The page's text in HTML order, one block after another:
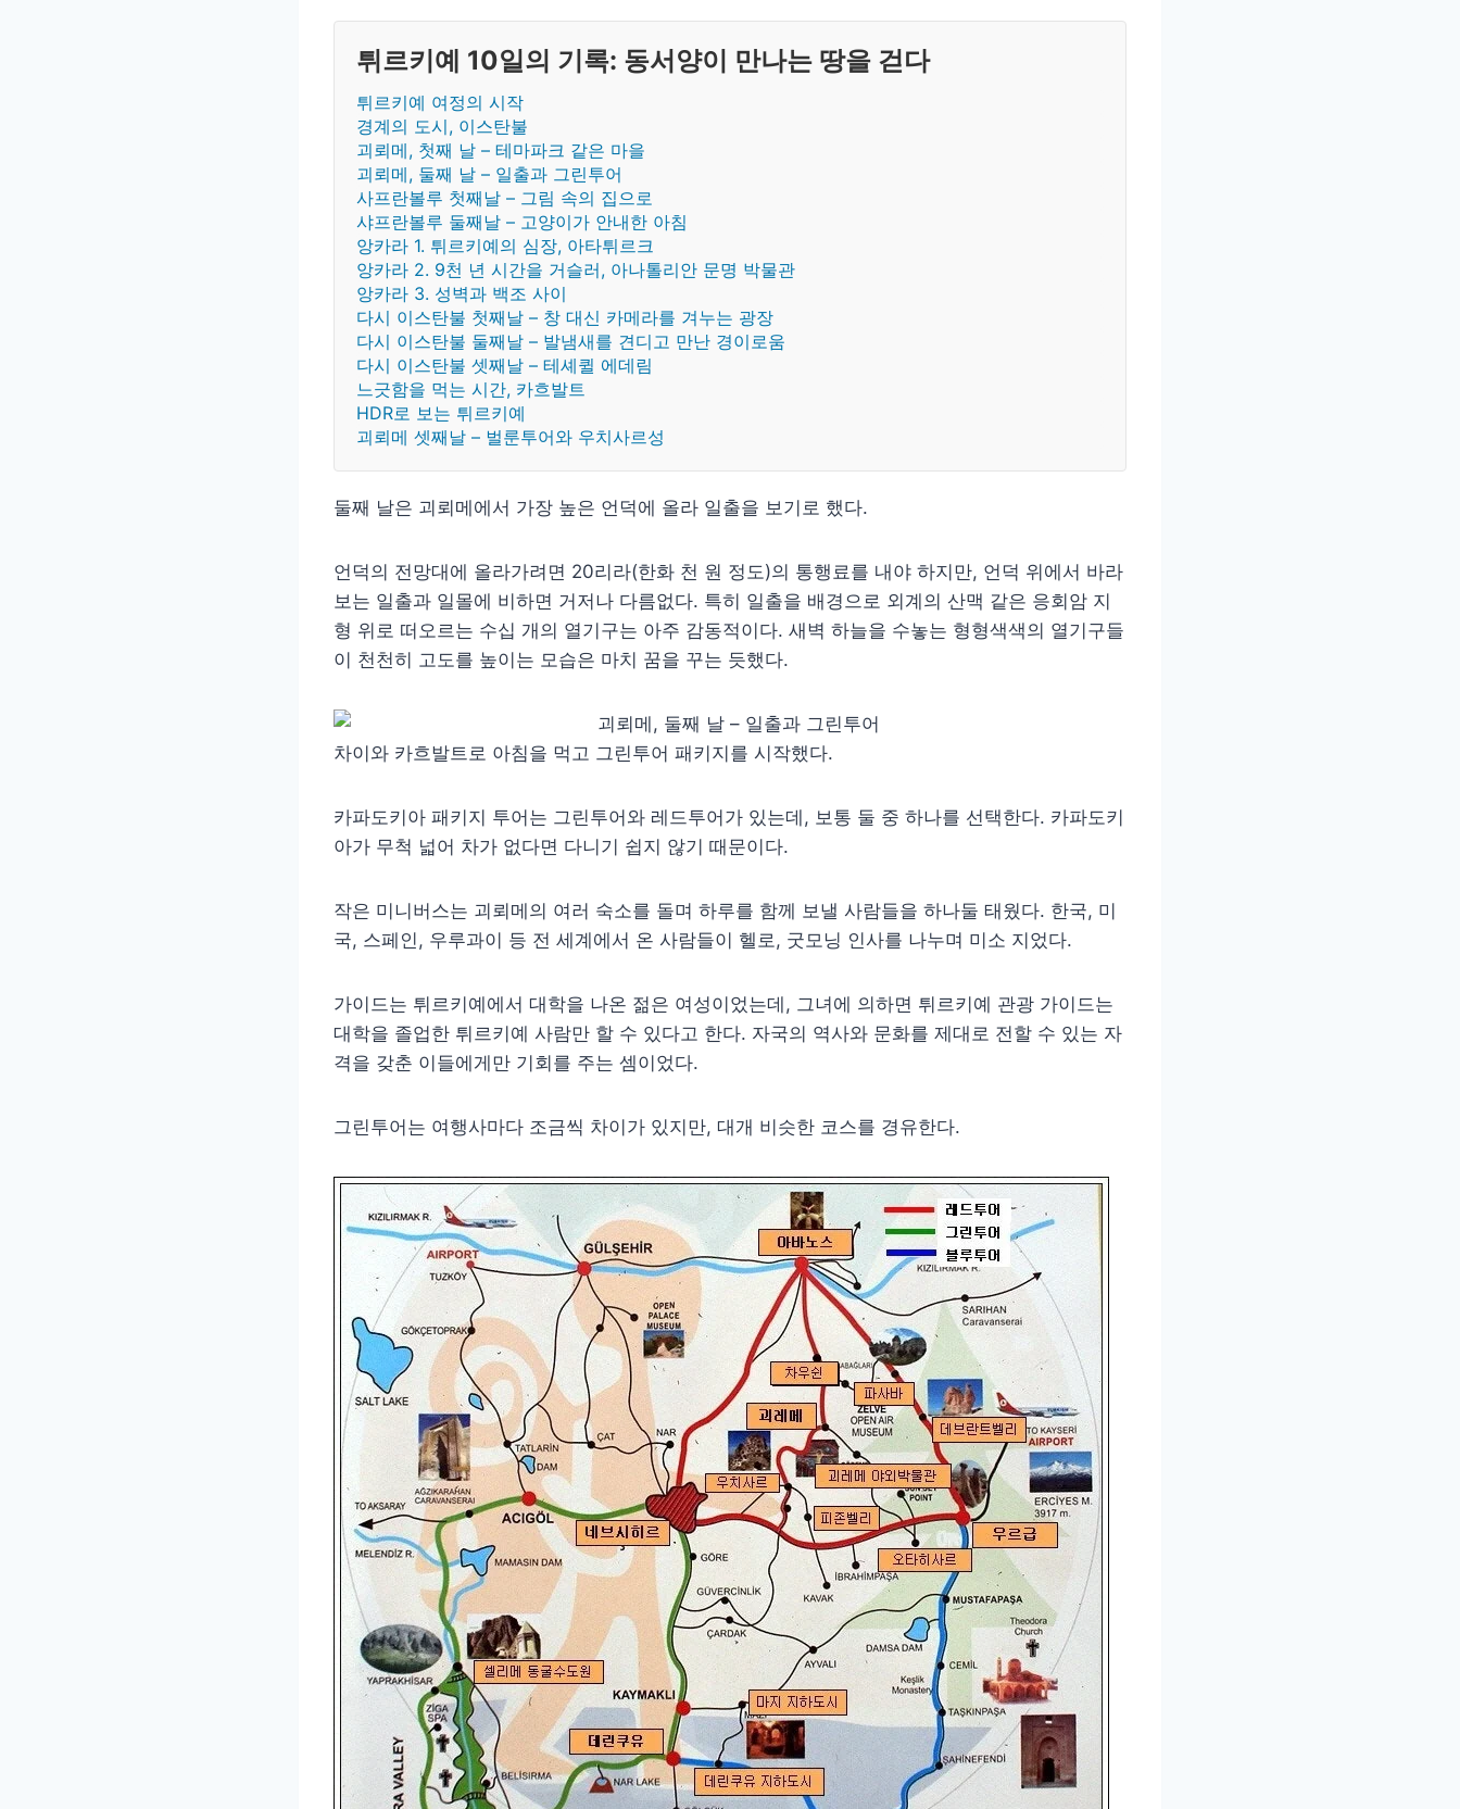
튀르키예 10일의 기록: 동서양이 만나는 땅을 걷다
튀르키예 여정의 시작
경계의 도시, 이스탄불
괴뢰메, 첫째 날 – 테마파크 같은 마을
괴뢰메, 둘째 날 – 일출과 그린투어
사프란볼루 첫째날 – 그림 속의 집으로
샤프란볼루 둘째날 – 고양이가 안내한 아침
앙카라 1. 튀르키예의 심장, 아타튀르크
앙카라 2. 9천 년 시간을 거슬러, 아나톨리안 문명 박물관
앙카라 3. 성벽과 백조 사이
다시 이스탄불 첫째날 – 창 대신 카메라를 겨누는 광장
다시 이스탄불 둘째날 – 발냄새를 견디고 만난 경이로움
다시 이스탄불 셋째날 – 테셰퀼 에데림
느긋함을 먹는 시간, 카흐발트
HDR로 보는 튀르키예
괴뢰메 셋째날 – 벌룬투어와 우치사르성
둘째 날은 괴뢰메에서 가장 높은 언덕에 올라 일출을 보기로 했다.
언덕의 전망대에 올라가려면 20리라(한화 천 원 정도)의 통행료를 내야 하지만, 언덕 위에서 바라
보는 일출과 일몰에 비하면 거저나 다름없다. 특히 일출을 배경으로 외계의 산맥 같은 응회암 지
형 위로 떠오르는 수십 개의 열기구는 아주 감동적이다. 새벽 하늘을 수놓는 형형색색의 열기구들
이 천천히 고도를 높이는 모습은 마치 꿈을 꾸는 듯했다.
차이와 카흐발트로 아침을 먹고 그린투어 패키지를 시작했다.
카파도키아 패키지 투어는 그린투어와 레드투어가 있는데, 보통 둘 중 하나를 선택한다. 카파도키
아가 무척 넓어 차가 없다면 다니기 쉽지 않기 때문이다.
작은 미니버스는 괴뢰메의 여러 숙소를 돌며 하루를 함께 보낼 사람들을 하나둘 태웠다. 한국, 미
국, 스페인, 우루과이 등 전 세계에서 온 사람들이 헬로, 굿모닝 인사를 나누며 미소 지었다.
가이드는 튀르키예에서 대학을 나온 젊은 여성이었는데, 그녀에 의하면 튀르키예 관광 가이드는
대학을 졸업한 튀르키예 사람만 할 수 있다고 한다. 자국의 역사와 문화를 제대로 전할 수 있는 자
격을 갖춘 이들에게만 기회를 주는 셈이었다.
그린투어는 여행사마다 조금씩 차이가 있지만, 대개 비슷한 코스를 경유한다.